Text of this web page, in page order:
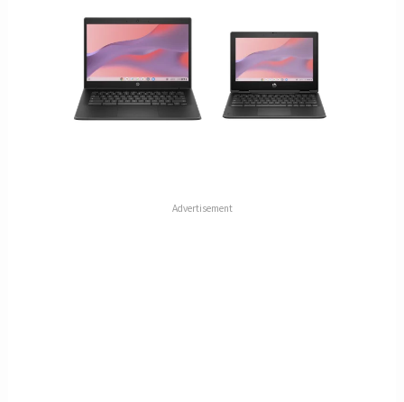
Advertisement